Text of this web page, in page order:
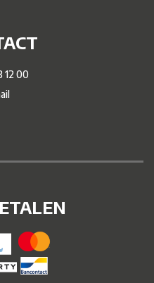
12 00